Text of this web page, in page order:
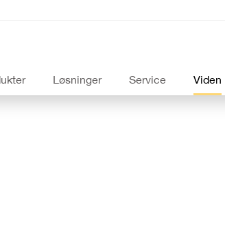
Løsninger Service Viden